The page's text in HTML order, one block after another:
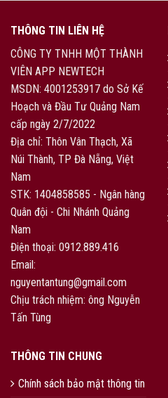
THÔNG TIN LIÊN HỆ
CÔNG TY TNHH MỘT THÀNH
VIÊN APP NEWTECH
MSDN: 4001253917 do Sở Kế
Hoạch và Đầu Tư Quảng Nam
cấp ngày 2/7/2022
Địa chỉ: Thôn Vân Thạch, Xã
Núi Thành, TP Đà Nẵng, Việt
Nam
STK: 1404858585 - Ngân hàng
Quân đội - Chi Nhánh Quảng
Nam
Điện thoại: 0912.889.416
Email:
nguyentantung@gmail.com
Chịu trách nhiệm: ông Nguyễn
Tấn Tùng
THÔNG TIN CHUNG
Chính sách bảo mật thông tin